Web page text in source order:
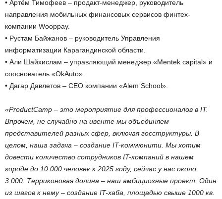
• Артём Тимофеев – продакт-менеджер, руководитель
направления мобильных финансовых сервисов финтех-
компании Wooppay.
• Рустам Байжанов – руководитель Управления
информатизации Карагандинской области.
• Али Шайхислам – управляющий менеджер «Mentek capital» и
сооснователь «OkAuto».
• Дагар Давлетов – СЕО компании «Alem School».
«ProductCamp – это мероприятие для профессионалов в IT.
Впрочем, не случайно на ивенте мы объединяем
представителей разных сфер, включая госструктуры. В
целом, наша задача – создание IT-коммюнити. Мы хотим
довести количество сотрудников IT-компаний в нашем
городе до 10 000 человек к 2025 году, сейчас у нас около
3 000. Терриконовая долина – наш амбициозные проект. Один
из шагов к нему – создание IT-хаба, площадью свыше 1000 кв.